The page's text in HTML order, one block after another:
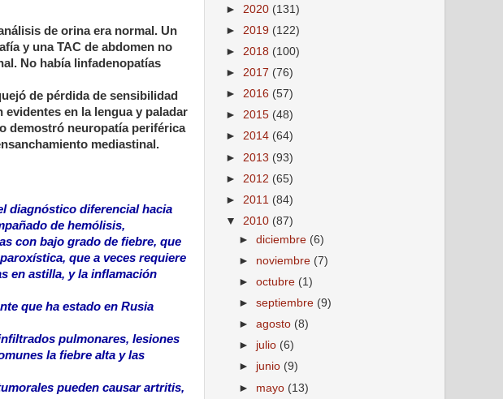
de orina era normal. Un
y una TAC de abdomen no
No había linfadenopatías
de pérdida de sensibilidad
evidentes en la lengua y paladar
demostró neuropatía periférica
mediastinal.
diagnóstico diferencial hacia
de hemólisis,
con bajo grado de fiebre, que
que a veces requiere
en astilla, y la inflamación
que ha estado en Rusia
pulmonares, lesiones
la fiebre alta y las
pueden causar artritis,
► 2020 (131)
► 2019 (122)
► 2018 (100)
► 2017 (76)
► 2016 (57)
► 2015 (48)
► 2014 (64)
► 2013 (93)
► 2012 (65)
► 2011 (84)
▼ 2010 (87)
►diciembre (6)
► noviembre (7)
►octubre (1)
►septiembre (9)
►agosto (8)
► julio (6)
► junio (9)
► mayo (13)